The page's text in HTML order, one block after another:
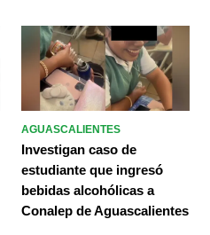
AGUASCALIENTES
Investigan caso de
estudiante que ingresó
bebidas alcohólicas a
Conalep de Aguascalientes